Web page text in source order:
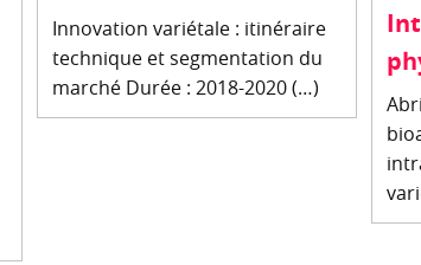
Innovation variétale : itinéraire
technique et segmentation du
marché Durée : 2018-2020 (…)